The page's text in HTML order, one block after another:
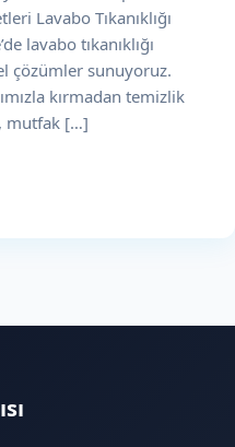
Lavabo Tıkanıklığı
lavabo tıkanıklığı
çözümler sunuyoruz.
kırmadan temizlik
mutfak […]